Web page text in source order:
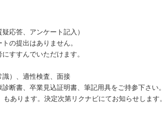
応答、アンケート記入）
の提出はありません。
すすんでいただけます。
）、適性検査、面接
断書、卒業見込証明書、筆記用具をご持参下さい。
あります。決定次第リクナビにてお知らせします。